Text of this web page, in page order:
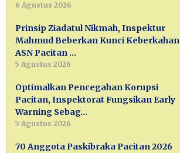
6 Agustus 2026
Prinsip Ziadatul Nikmah, Inspektur
Mahmud Beberkan Kunci Keberkahan
ASN Pacitan …
5 Agustus 2026
Optimalkan Pencegahan Korupsi
Pacitan, Inspektorat Fungsikan Early
Warning Sebag…
5 Agustus 2026
70 Anggota Paskibraka Pacitan 2026